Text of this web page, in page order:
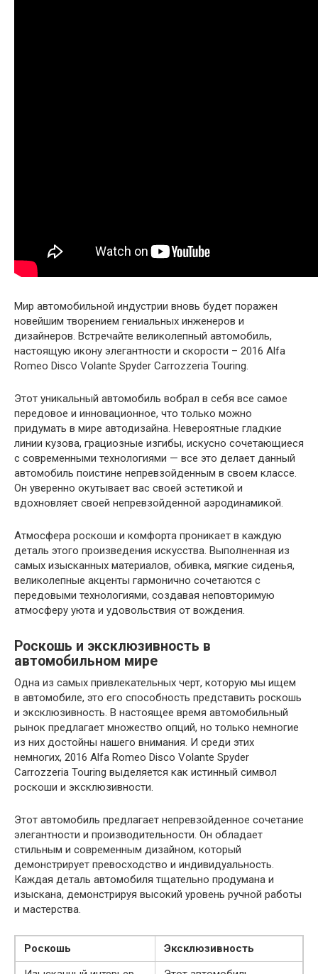
Мир автомобильной индустрии вновь будет поражен
новейшим творением гениальных инженеров и
дизайнеров. Встречайте великолепный автомобиль,
настоящую икону элегантности и скорости – 2016 Alfa
Romeo Disco Volante Spyder Carrozzeria Touring.
Этот уникальный автомобиль вобрал в себя все самое
передовое и инновационное, что только можно
придумать в мире автодизайна. Невероятные гладкие
линии кузова, грациозные изгибы, искусно сочетающиеся
с современными технологиями — все это делает данный
автомобиль поистине непревзойденным в своем классе.
Он уверенно окутывает вас своей эстетикой и
вдохновляет своей непревзойденной аэродинамикой.
Атмосфера роскоши и комфорта проникает в каждую
деталь этого произведения искусства. Выполненная из
самых изысканных материалов, обивка, мягкие сиденья,
великолепные акценты гармонично сочетаются с
передовыми технологиями, создавая неповторимую
атмосферу уюта и удовольствия от вождения.
Роскошь и эксклюзивность в
автомобильном мире
Одна из самых привлекательных черт, которую мы ищем
в автомобиле, это его способность представить роскошь
и эксклюзивность. В настоящее время автомобильный
рынок предлагает множество опций, но только немногие
из них достойны нашего внимания. И среди этих
немногих, 2016 Alfa Romeo Disco Volante Spyder
Carrozzeria Touring выделяется как истинный символ
роскоши и эксклюзивности.
Этот автомобиль предлагает непревзойденное сочетание
элегантности и производительности. Он обладает
стильным и современным дизайном, который
демонстрирует превосходство и индивидуальность.
Каждая деталь автомобиля тщательно продумана и
изыскана, демонстрируя высокий уровень ручной работы
и мастерства.
Роскошь
Эксклюзивность